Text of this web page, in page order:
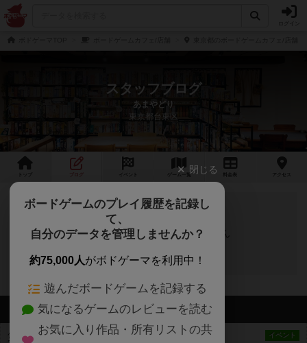
スタッフブログ
あまやどり
東京都台東区
ゲーム 一覧 料金 アクセス
スタッフブログの投稿はありません
最新のお知らせ
イベント
第四回！浴衣であまやどり
閉じる
ボードゲームのプレイ履歴を記録し
て、
自分のデータを管理しませんか？
約75,000人がボドゲーマを利用中！
遊んだボードゲームを記録する
気になるゲームのレビューを読む
お気に入り作品・所有リストの共